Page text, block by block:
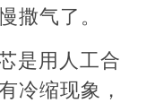
撒气了。
是用人工合
冷缩现象，